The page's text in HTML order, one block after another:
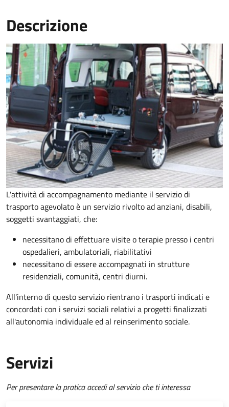
Descrizione
L'attività di accompagnamento mediante il servizio di
trasporto agevolato è un servizio rivolto ad anziani, disabili,
soggetti svantaggiati, che:
necessitano di effettuare visite o terapie presso i centri
ospedalieri, ambulatoriali, riabilitativi
necessitano di essere accompagnati in strutture
residenziali, comunità, centri diurni.
All'interno di questo servizio rientrano i trasporti indicati e
concordati con i servizi sociali relativi a progetti finalizzati
all'autonomia individuale ed al reinserimento sociale.
Servizi
Per presentare la pratica accedi al servizio che ti interessa